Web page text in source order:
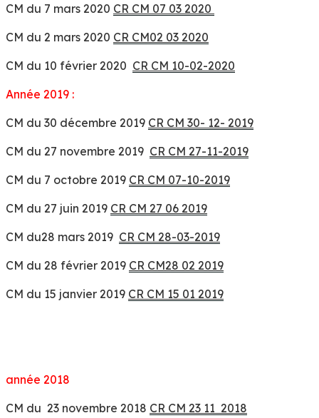
CM du 7 mars 2020 CR CM 07 03 2020
CM du 2 mars 2020 CR CM02 03 2020
CM du 10 février 2020 CR CM 10-02-2020
Année 2019 :
CM du 30 décembre 2019 CR CM 30- 12- 2019
CM du 27 novembre 2019 CR CM 27-11-2019
CM du 7 octobre 2019 CR CM 07-10-2019
CM du 27 juin 2019 CR CM 27 06 2019
CM du28 mars 2019 CR CM 28-03-2019
CM du 28 février 2019 CR CM28 02 2019
CM du 15 janvier 2019 CR CM 15 01 2019
année 2018
CM du 23 novembre 2018 CR CM 23 11 2018